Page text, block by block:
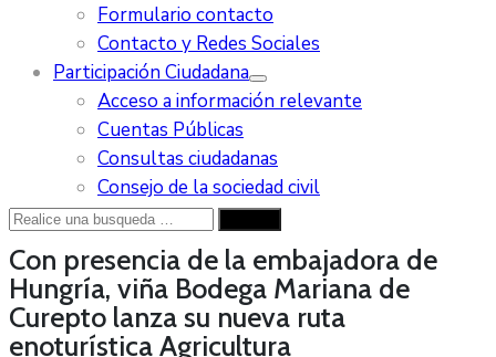
Formulario contacto
Contacto y Redes Sociales
Participación Ciudadana
Acceso a información relevante
Cuentas Públicas
Consultas ciudadanas
Consejo de la sociedad civil
Con presencia de la embajadora de
Hungría, viña Bodega Mariana de
Curepto lanza su nueva ruta
enoturísticaAgricultura